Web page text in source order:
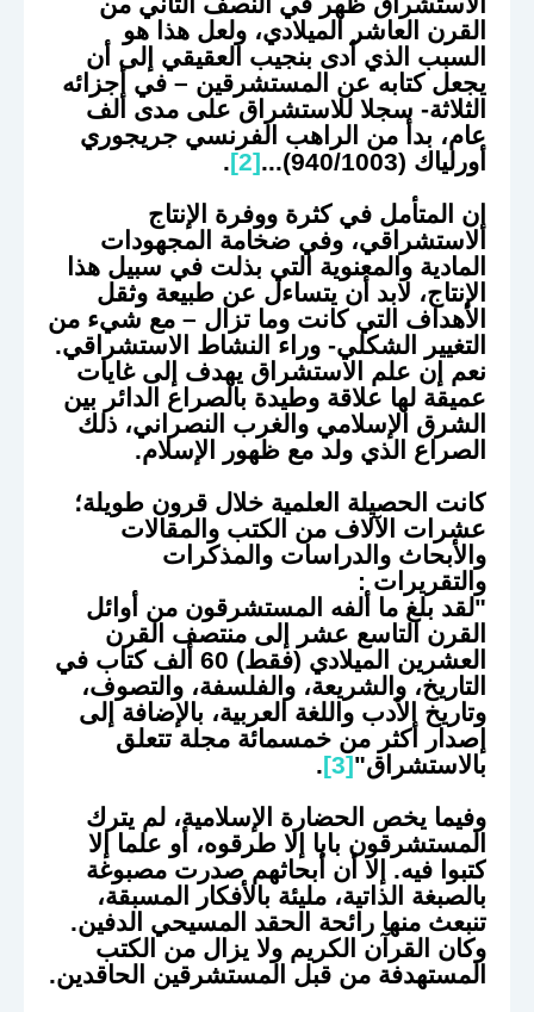
القرن العاشر الميلادي، ولعل هذا هو
السبب الذي أدى بنجيب العقيقي إلى أن
يجعل كتابه عن المستشرقين – في أجزائه
الثلاثة- سجلا للاستشراق على مدى ألف
عام، بدأ من الراهب الفرنسي جريجوري
أورلياك (940/1003)...
[2]
.
إن المتأمل في كثرة ووفرة الإنتاج
الاستشراقي، وفي ضخامة المجهودات
المادية والمعنوية التي بذلت في سبيل هذا
الإنتاج، لابد أن يتساءل عن طبيعة وثقل
الأهداف التي كانت وما تزال – مع شيء من
التغيير الشكلي- وراء النشاط الاستشراقي.
نعم إن علم الاستشراق يهدف إلى غايات
عميقة لها علاقة وطيدة بالصراع الدائر بين
الشرق الإسلامي والغرب النصراني، ذلك
الصراع الذي ولد مع ظهور الإسلام.
كانت الحصيلة العلمية خلال قرون طويلة؛
عشرات الآلاف من الكتب والمقالات
والأبحاث والدراسات والمذكرات
والتقريرات :
"لقد بلغ ما ألفه المستشرقون من أوائل
القرن التاسع عشر إلى منتصف القرن
العشرين الميلادي (فقط) 60 ألف كتاب في
التاريخ، والشريعة، والفلسفة، والتصوف،
وتاريخ الأدب واللغة العربية، بالإضافة إلى
إصدار أكثر من خمسمائة مجلة تتعلق
بالاستشراق"[3]
.
وفيما يخص الحضارة الإسلامية، لم يترك
المستشرقون بابا إلا طرقوه، أو علما إلا
كتبوا فيه. إلا أن أبحاثهم صدرت مصبوغة
بالصبغة الذاتية، مليئة بالأفكار المسبقة،
تنبعث منها رائحة الحقد المسيحي الدفين.
وكان القرآن الكريم ولا يزال من الكتب
المستهدفة من قبل المستشرقين الحاقدين.